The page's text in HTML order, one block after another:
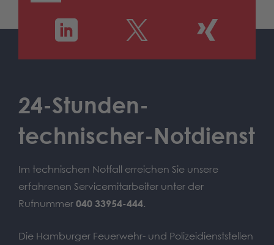
24-Stunden-
technischer-Notdienst
Im technischen Notfall erreichen Sie unsere
erfahrenen Servicemitarbeiter unter der
Rufnummer 040 33954-444.
Die Hamburger Feuerwehr- und Polizeidienststellen